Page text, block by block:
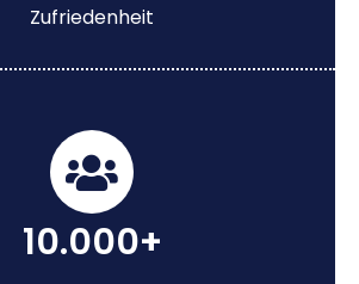
Zufriedenheit
10.000+